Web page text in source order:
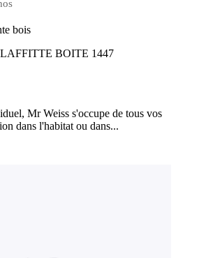
bois
BOITE 1447
Mr Weiss s'occupe de tous vos
dans l'habitat ou dans...